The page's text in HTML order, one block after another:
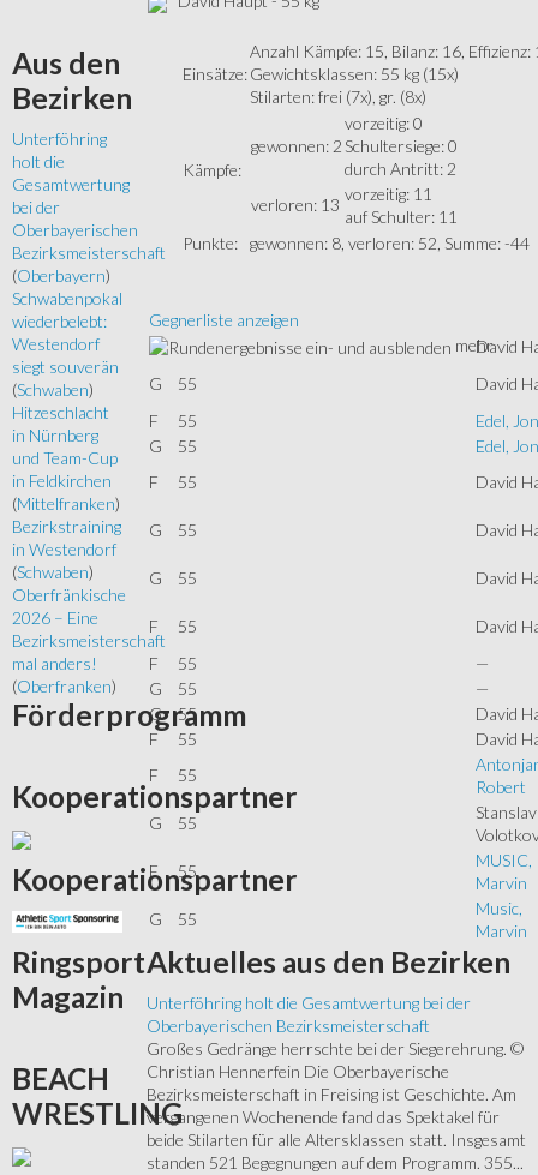
Einsätze:
Anzahl Kämpfe: 15, Bilanz: 16, Effizienz:
Gewichtsklassen: 55 kg (15x)
Stilarten: frei (7x), gr. (8x)
Kämpfe:
gewonnen: 2
vorzeitig: 0
Schultersiege: 0
durch Antritt: 2
verloren: 13
vorzeitig: 11
auf Schulter: 11
Punkte: gewonnen: 8, verloren: 52, Summe: -44
Gegnerliste anzeigen
mehrDavid
G
55
David
F
55
Edel,
G
55
Edel,
F
55 David
G 55 David
G 55 David
F 55
David
F
55
—
G
55
—
G 55
David
F
55
David
F
55
Robert
G
55
Stanslav
F
55
MUSIC,
Marvin
G
55
Music,
Marvin
Aktuelles aus den Bezirken
Unterföhring holt die Gesamtwertung bei der
Oberbayerischen Bezirksmeisterschaft
Großes Gedränge herrschte bei der Siegerehrung. ©
Christian Hennerfein Die Oberbayerische
Bezirksmeisterschaft in Freising ist Geschichte. Am
vergangenen Wochenende fand das Spektakel für
beide Stilarten für alle Altersklassen statt. Insgesamt
standen 521 Begegnungen auf dem Programm. 355...
Aus den
Bezirken
Unterföhring
holt die
Gesamtwertung
bei der
Oberbayerischen
Bezirksmeisterschaft
(Oberbayern)
Schwabenpokal
wiederbelebt:
Westendorf
siegt souverän
(Schwaben)
Hitzeschlacht
in Nürnberg
und Team-Cup
in Feldkirchen
(Mittelfranken)
Bezirkstraining
in Westendorf
(Schwaben)
Oberfränkische
2026 – Eine
Bezirksmeisterschaft
mal anders!
(Oberfranken)
Förderprogramm
Kooperationspartner
Kooperationspartner
Ringsport
Magazin
BEACH
WRESTLING